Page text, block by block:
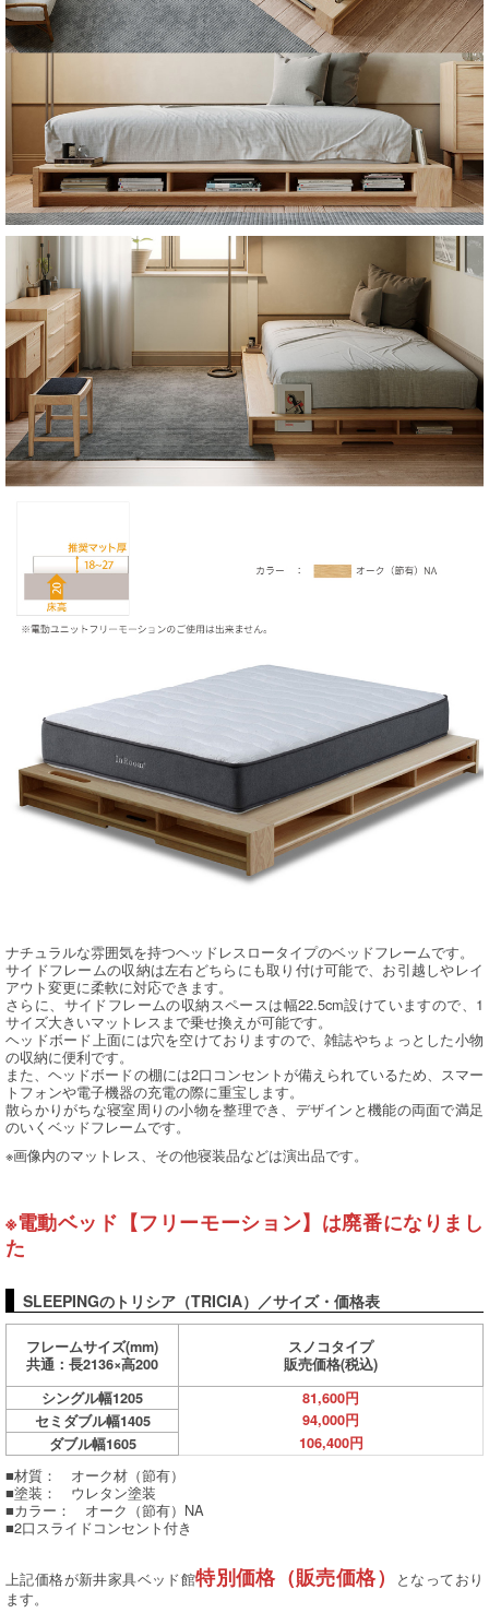
ナチュラルな雰囲気を持つヘッドレスロータイプのベッドフレームです。
サイドフレームの収納は左右どちらにも取り付け可能で、お引越しやレイ
アウト変更に柔軟に対応できます。
さらに、サイドフレームの収納スペースは幅22.5cm設けていますので、1
サイズ大きいマットレスまで乗せ換えが可能です。
ヘッドボード上面には穴を空けておりますので、雑誌やちょっとした小物
の収納に便利です。
また、ヘッドボードの棚には2口コンセントが備えられているため、スマー
トフォンや電子機器の充電の際に重宝します。
散らかりがちな寝室周りの小物を整理でき、デザインと機能の両面で満足
のいくベッドフレームです。
※画像内のマットレス、その他寝装品などは演出品です。
※電動ベッド【フリーモーション】は廃番になりまし
た
SLEEPINGのトリシア（TRICIA）／サイズ・価格表
フレームサイズ(mm)
共通：長2136×高200
スノコタイプ
販売価格(税込)
シングル幅1205
81,600円
セミダブル幅1405
94,000円
ダブル幅1605
106,400円
■材質： オーク材（節有）
■塗装： ウレタン塗装
■カラー： オーク（節有）NA
■2口スライドコンセント付き
上記価格が新井家具ベッド館特別価格（販売価格）
となっており
ます。